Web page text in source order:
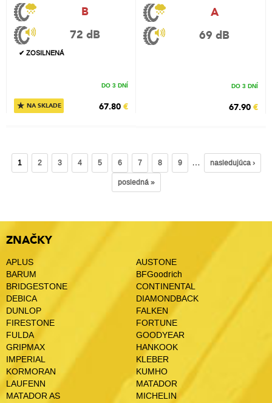
B
72 dB
★ NA SKLADE
✔ ZOSILNENÁ
DO 3 DNÍ
67.80 €
A
69 dB
DO 3 DNÍ
67.90 €
1 2 3 4 5 6 7 8 9 …
nasledujúca ›
posledná »
ZNAČKY
APLUS
AUSTONE
BARUM
BFGoodrich
BRIDGESTONE
CONTINENTAL
DEBICA
DIAMONDBACK
DUNLOP
FALKEN
FIRESTONE
FORTUNE
FULDA
GOODYEAR
GRIPMAX
HANKOOK
IMPERIAL
KLEBER
KORMORAN
KUMHO
LAUFENN
MATADOR
MATADOR AS
MICHELIN